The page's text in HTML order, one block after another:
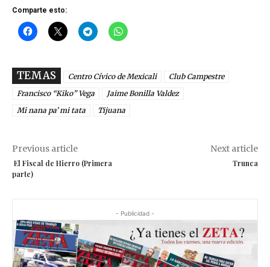
Comparte esto:
TEMAS Centro Cívico de Mexicali
Club Campestre
Francisco “Kiko” Vega
Jaime Bonilla Valdez
Mi nana pa’ mi tata
Tijuana
Previous article
El Fiscal de Hierro (Primera
parte)
Next article
Trunca
- Publicidad -